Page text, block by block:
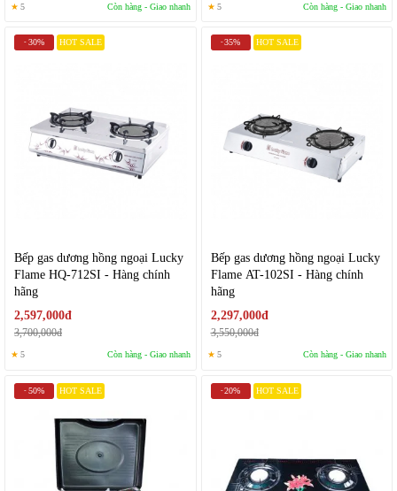
★ 5 Còn hàng - Giao nhanh ★ 5 Còn hàng - Giao nhanh
- 30% HOT SALE
Bếp gas dương hồng ngoại Lucky
Flame HQ-712SI - Hàng chính
hãng
2,597,000đ
3,700,000đ
★ 5 Còn hàng - Giao nhanh
-35% HOT SALE
Bếp gas dương hồng ngoại Lucky
Flame AT-102SI - Hàng chính
hãng
2,297,000đ
3,550,000đ
★ 5 Còn hàng - Giao nhanh
- 50% HOT SALE -20% HOT SALE